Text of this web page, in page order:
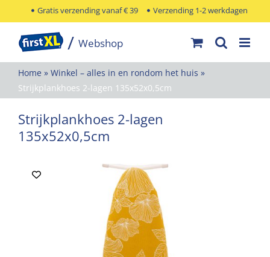
naar
inhoud
Gratis verzending vanaf € 39 Verzending 1-2 werkdagen
Home » Winkel – alles in en rondom het huis »
Strijkplankhoes 2-lagen 135x52x0,5cm
Strijkplankhoes 2-lagen
135x52x0,5cm